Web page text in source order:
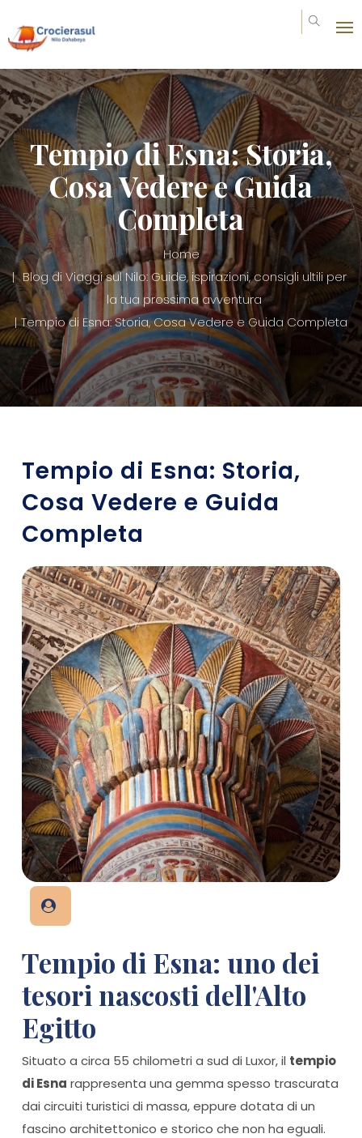
Tempio di Esna: Storia,
Cosa Vedere e Guida
Completa
Home
Blog di Viaggi sul Nilo: Guide, ispirazioni, consigli ultili per
la tua prossima avventura
Tempio di Esna: Storia, Cosa Vedere e Guida Completa
Tempio di Esna: Storia,
Cosa Vedere e Guida
Completa
Tempio di Esna: uno dei
tesori nascosti dell'Alto
Egitto
Situato a circa 55 chilometri a sud di Luxor, il tempio
di Esna rappresenta una gemma spesso trascurata
dai circuiti turistici di massa, eppure dotata di un
fascino architettonico e storico che non ha eguali.